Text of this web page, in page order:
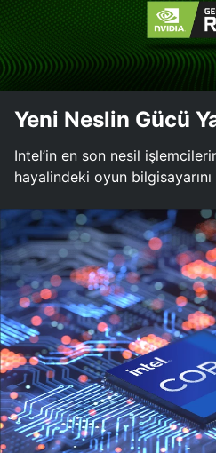
Yeni Neslin Gücü
Intel’in en son nesil
hayalindeki oyun